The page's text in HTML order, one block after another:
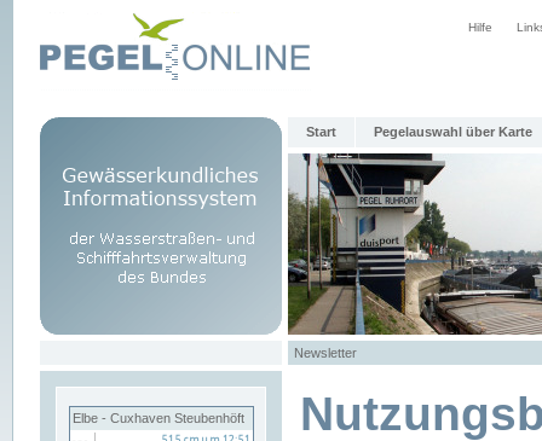
Hilfe
Start Pegelauswahl über Karte
Newsletter
Elbe - Cuxhaven Steubenhöft